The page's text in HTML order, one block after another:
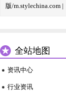
版/m.stylechina.com |
全站地图
资讯中心
行业资讯